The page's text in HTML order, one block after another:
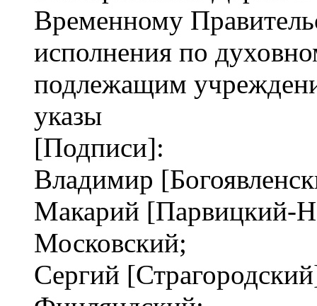
Временному
исполнения по
подлежащим
указы
[Подписи]:
Владимир
Макарий [Парвицкий-
Московский;
Сергий